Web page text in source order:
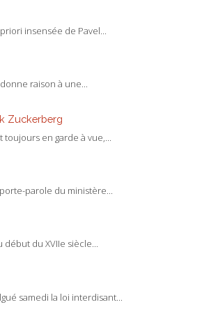
insensée de Pavel...
raison à une...
Zuckerberg
en garde à vue,...
parole du ministère...
du XVIIe siècle...
samedi la loi interdisant...